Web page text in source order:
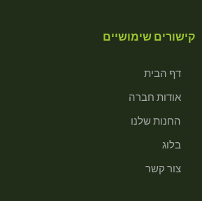
קישורים שימושיים
דף הבית
אודות חברה
החנות שלנו
בלוג
צור קשר